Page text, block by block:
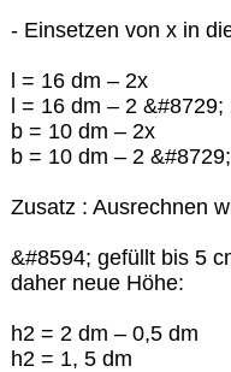
- Einsetzen von x in
l = 16 dm – 2x
l = 16 dm – 2 &#8729;
b = 10 dm – 2x
b = 10 dm – 2
Zusatz : Ausrechnen
&#8594; gefüllt bis 5
daher neue Höhe:
h2 = 2 dm – 0,5 dm
h2 = 1, 5 dm